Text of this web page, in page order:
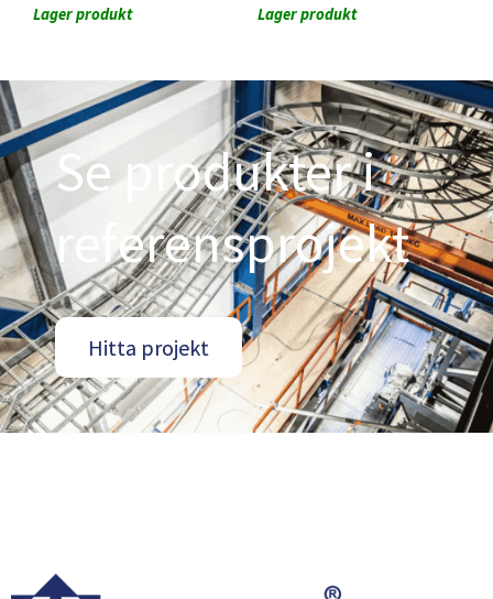
Lager produkt
Lager produkt
Se produkter i
referensprojekt
Hitta projekt